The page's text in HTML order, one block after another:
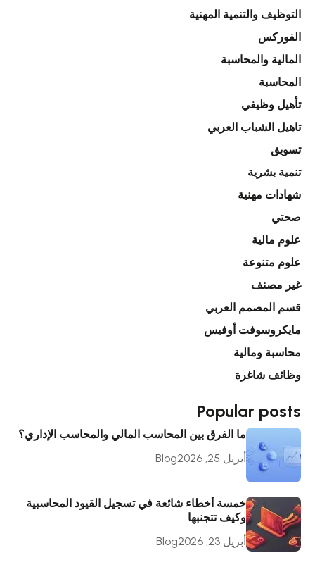
التوظيف والتنمية المهنية
الفوركس
المالية والمحاسبة
المحاسبة
تأهيل وظيفي
تاهيل الشباب العربي
تسويق
تنمية بشرية
شهادات مهنية
صحتي
علوم مالية
علوم متنوعة
غير مصنف
قسم المصمم العربي
مايكروسوفت أوفيس
محاسبة ومالية
وظائف شاغرة
Popular posts
ما الفرق بين المحاسب المالي والمحاسب الإداري؟
أبريل 25, 2026
Blog
خمسة أخطاء شائعة في تسجيل القيود المحاسبية
وكيف تتجنبها
أبريل 23, 2026
Blog